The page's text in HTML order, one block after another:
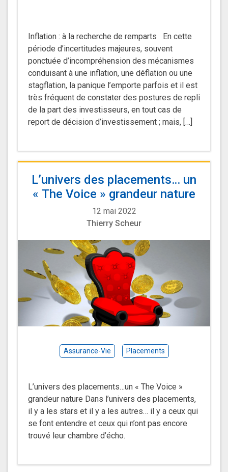
Inflation : à la recherche de remparts En cette
période d’incertitudes majeures, souvent
ponctuée d’incompréhension des mécanismes
conduisant à une inflation, une déflation ou une
stagflation, la panique l’emporte parfois et il est
très fréquent de constater des postures de repli
de la part des investisseurs, en tout cas de
report de décision d’investissement ; mais, […]
L’univers des placements… un
« The Voice » grandeur nature
12 mai 2022
Thierry Scheur
Assurance-Vie Placements
L’univers des placements…un « The Voice »
grandeur nature Dans l’univers des placements,
il y a les stars et il y a les autres… il y a ceux qui
se font entendre et ceux qui n’ont pas encore
trouvé leur chambre d’écho.